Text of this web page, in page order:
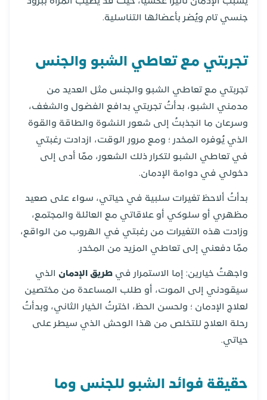
جنسي تام ويُضر بأعضائها التناسلية.
تجربتي مع تعاطي الشبو والجنس
تجربتي مع تعاطي الشبو والجنس مثل العديد من
مدمني الشبو، بدأتُ تجربتي بدافع الفضول والشغف،
وسرعان ما انجذبتُ إلى شعور النشوة والطاقة والقوة
الذي يُوفره المخدر ؛ ومع مرور الوقت، ازدادت رغبتي
في تعاطي الشبو لتكرار ذلك الشعور، ممّا أدى إلى
دخولي في دوامة الإدمان.
بدأتُ ألاحظ تغيرات سلبية في حياتي، سواء على صعيد
مظهري أو سلوكي أو علاقاتي مع العائلة والمجتمع،
وزادت هذه التغيرات من رغبتي في الهروب من الواقع،
ممّا دفعني إلى تعاطي المزيد من المخدر.
واجهتُ خيارين: إما الاستمرار في طريق الإدمان الذي
سيقودني إلى الموت، أو طلب المساعدة من مختصين
لعلاج الإدمان ؛ ولحسن الحظ، اخترتُ الخيار الثاني، وبدأتُ
رحلة العلاج للتخلص من هذا الوحش الذي سيطر على
حياتي.
حقيقة فوائد الشبو للجنس وما